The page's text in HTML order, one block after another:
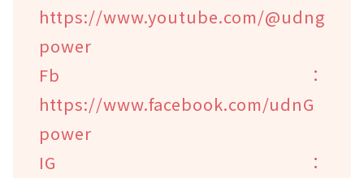
https://www.youtube.com/@udng
power
Fb：
https://www.facebook.com/udnG
power
IG：